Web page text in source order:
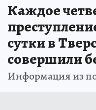
Каждое
сутки в
совершили
Информация из